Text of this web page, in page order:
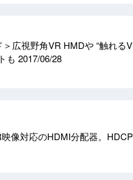
広視野角VR HMDや “触れる
も 2017/06/28
像対応のHDMI分配器。